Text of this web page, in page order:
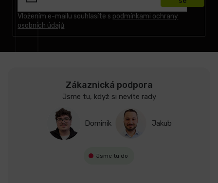
Vložením e-mailu souhlasíte s podmínkami ochrany
osobních údajů
Zákaznická podpora
Jsme tu, když si nevíte rady
Dominik Jakub
Jsme tu do